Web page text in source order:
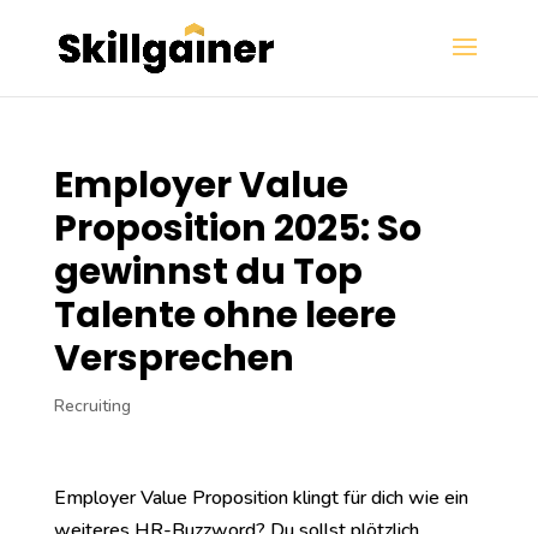
Employer Value
Proposition 2025: So
gewinnst du Top
Talente ohne leere
Versprechen
Recruiting
Employer Value Proposition klingt für dich wie ein